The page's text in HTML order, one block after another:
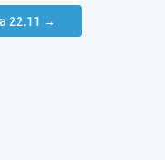
22.11 →